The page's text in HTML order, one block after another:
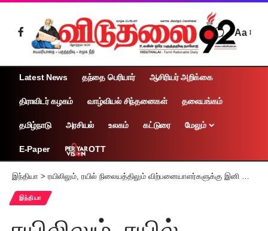
Aa
Latest News தந்தை பெரியார் ஆசிரியர் அறிக்கை
திராவிடர் கழகம் வாழ்வியல் சிந்தனைகள் தலையங்கம்
தமிழ்நாடு அரசியல் உலகம் கட்டுரை மேலும்
E-Paper OTT
இந்தியா > ரயிலிலும், ரயில் நிலையத்திலும் விற்பனையாளர்களுக்கு இனி அடையாள அட்டை: ரயில்வே அமைச்சகம் உத்தரவு
இந்தியா